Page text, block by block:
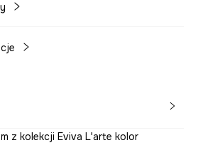
z kolekcji Eviva L'arte kolor